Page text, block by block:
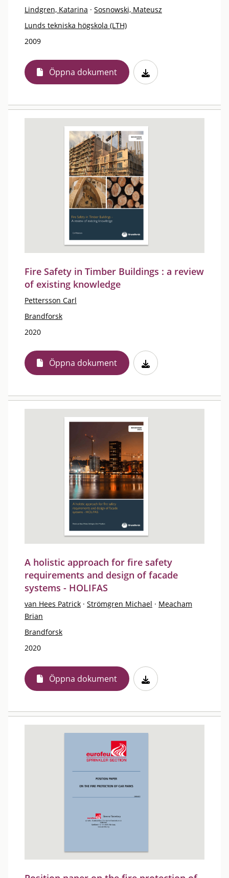
Lindgren, Katarina · Sosnowski, Mateusz
Lunds tekniska högskola (LTH)
2009
Öppna dokument
Fire Safety in Timber Buildings : a review
of existing knowledge
Pettersson Carl
Brandforsk
2020
Öppna dokument
A holistic approach for fire safety
requirements and design of facade
systems - HOLIFAS
van Hees Patrick · Strömgren Michael · Meacham
Brian
Brandforsk
2020
Öppna dokument